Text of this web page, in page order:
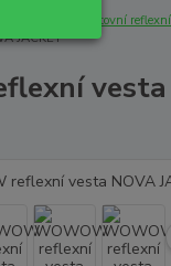
Sportovní
JACKET